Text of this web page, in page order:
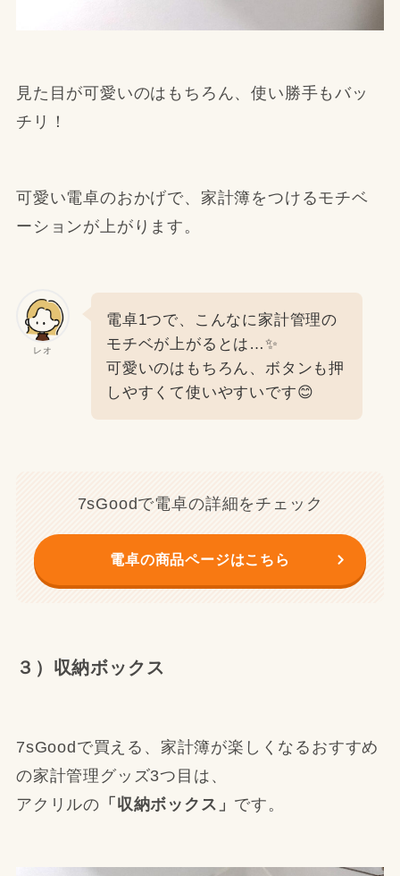
見た目が可愛いのはもちろん、使い勝手もバッ
チリ！
可愛い電卓のおかげで、家計簿をつけるモチベ
ーションが上がります。
レオ
電卓1つで、こんなに家計管理の
モチベが上がるとは…✨
可愛いのはもちろん、ボタンも押
しやすくて使いやすいです😊
7sGoodで電卓の詳細をチェック
電卓の商品ページはこちら
３）収納ボックス
7sGoodで買える、家計簿が楽しくなるおすすめ
の家計管理グッズ3つ目は、
アクリルの 「収納ボックス」 です。